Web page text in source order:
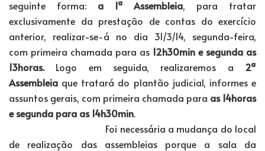
seguinte forma: a 1ª Assembleia, para tratar
exclusivamente da prestação de contas do exercício
anterior, realizar-se-á no dia 31/3/14, segunda-feira,
com primeira chamada para as 12h30min e segunda as
13horas.Logo em seguida, realizaremos a 2ª
Assembleia que tratará do plantão judicial, informes e
assuntos gerais, com primeira chamada para as 14horas
e segunda para as 14h30min.
Foi necessária a mudança do local
de realização das assembleias porque a sala da